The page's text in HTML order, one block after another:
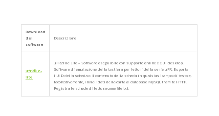
Download
del
software
Descrizione
ufr2file-
lite
uFR2File Lite – Software eseguibile con supporto online e GUI desktop.
Software di emulazione della tastiera per lettori della serie uFR. Esporta
l'UID della scheda o il contenuto della scheda in qualsiasi campo di testo e,
facoltativamente, invia i dati della carta al database MySQL tramite HTTP.
Registra le schede di lettura come file txt.